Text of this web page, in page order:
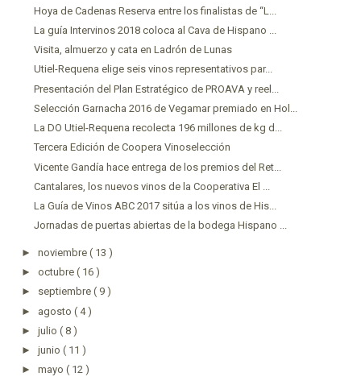
Hoya de Cadenas Reserva entre los finalistas de “L...
La guía Intervinos 2018 coloca al Cava de Hispano ...
Visita, almuerzo y cata en Ladrón de Lunas
Utiel-Requena elige seis vinos representativos par...
Presentación del Plan Estratégico de PROAVA y reel...
Selección Garnacha 2016 de Vegamar premiado en Hol...
La DO Utiel-Requena recolecta 196 millones de kg d...
Tercera Edición de Coopera Vinoselección
Vicente Gandía hace entrega de los premios del Ret...
Cantalares, los nuevos vinos de la Cooperativa El ...
La Guía de Vinos ABC 2017 sitúa a los vinos de His...
Jornadas de puertas abiertas de la bodega Hispano ...
► noviembre ( 13 )
► octubre ( 16 )
► septiembre ( 9 )
► agosto ( 4 )
► julio ( 8 )
► junio ( 11 )
► mayo ( 12 )